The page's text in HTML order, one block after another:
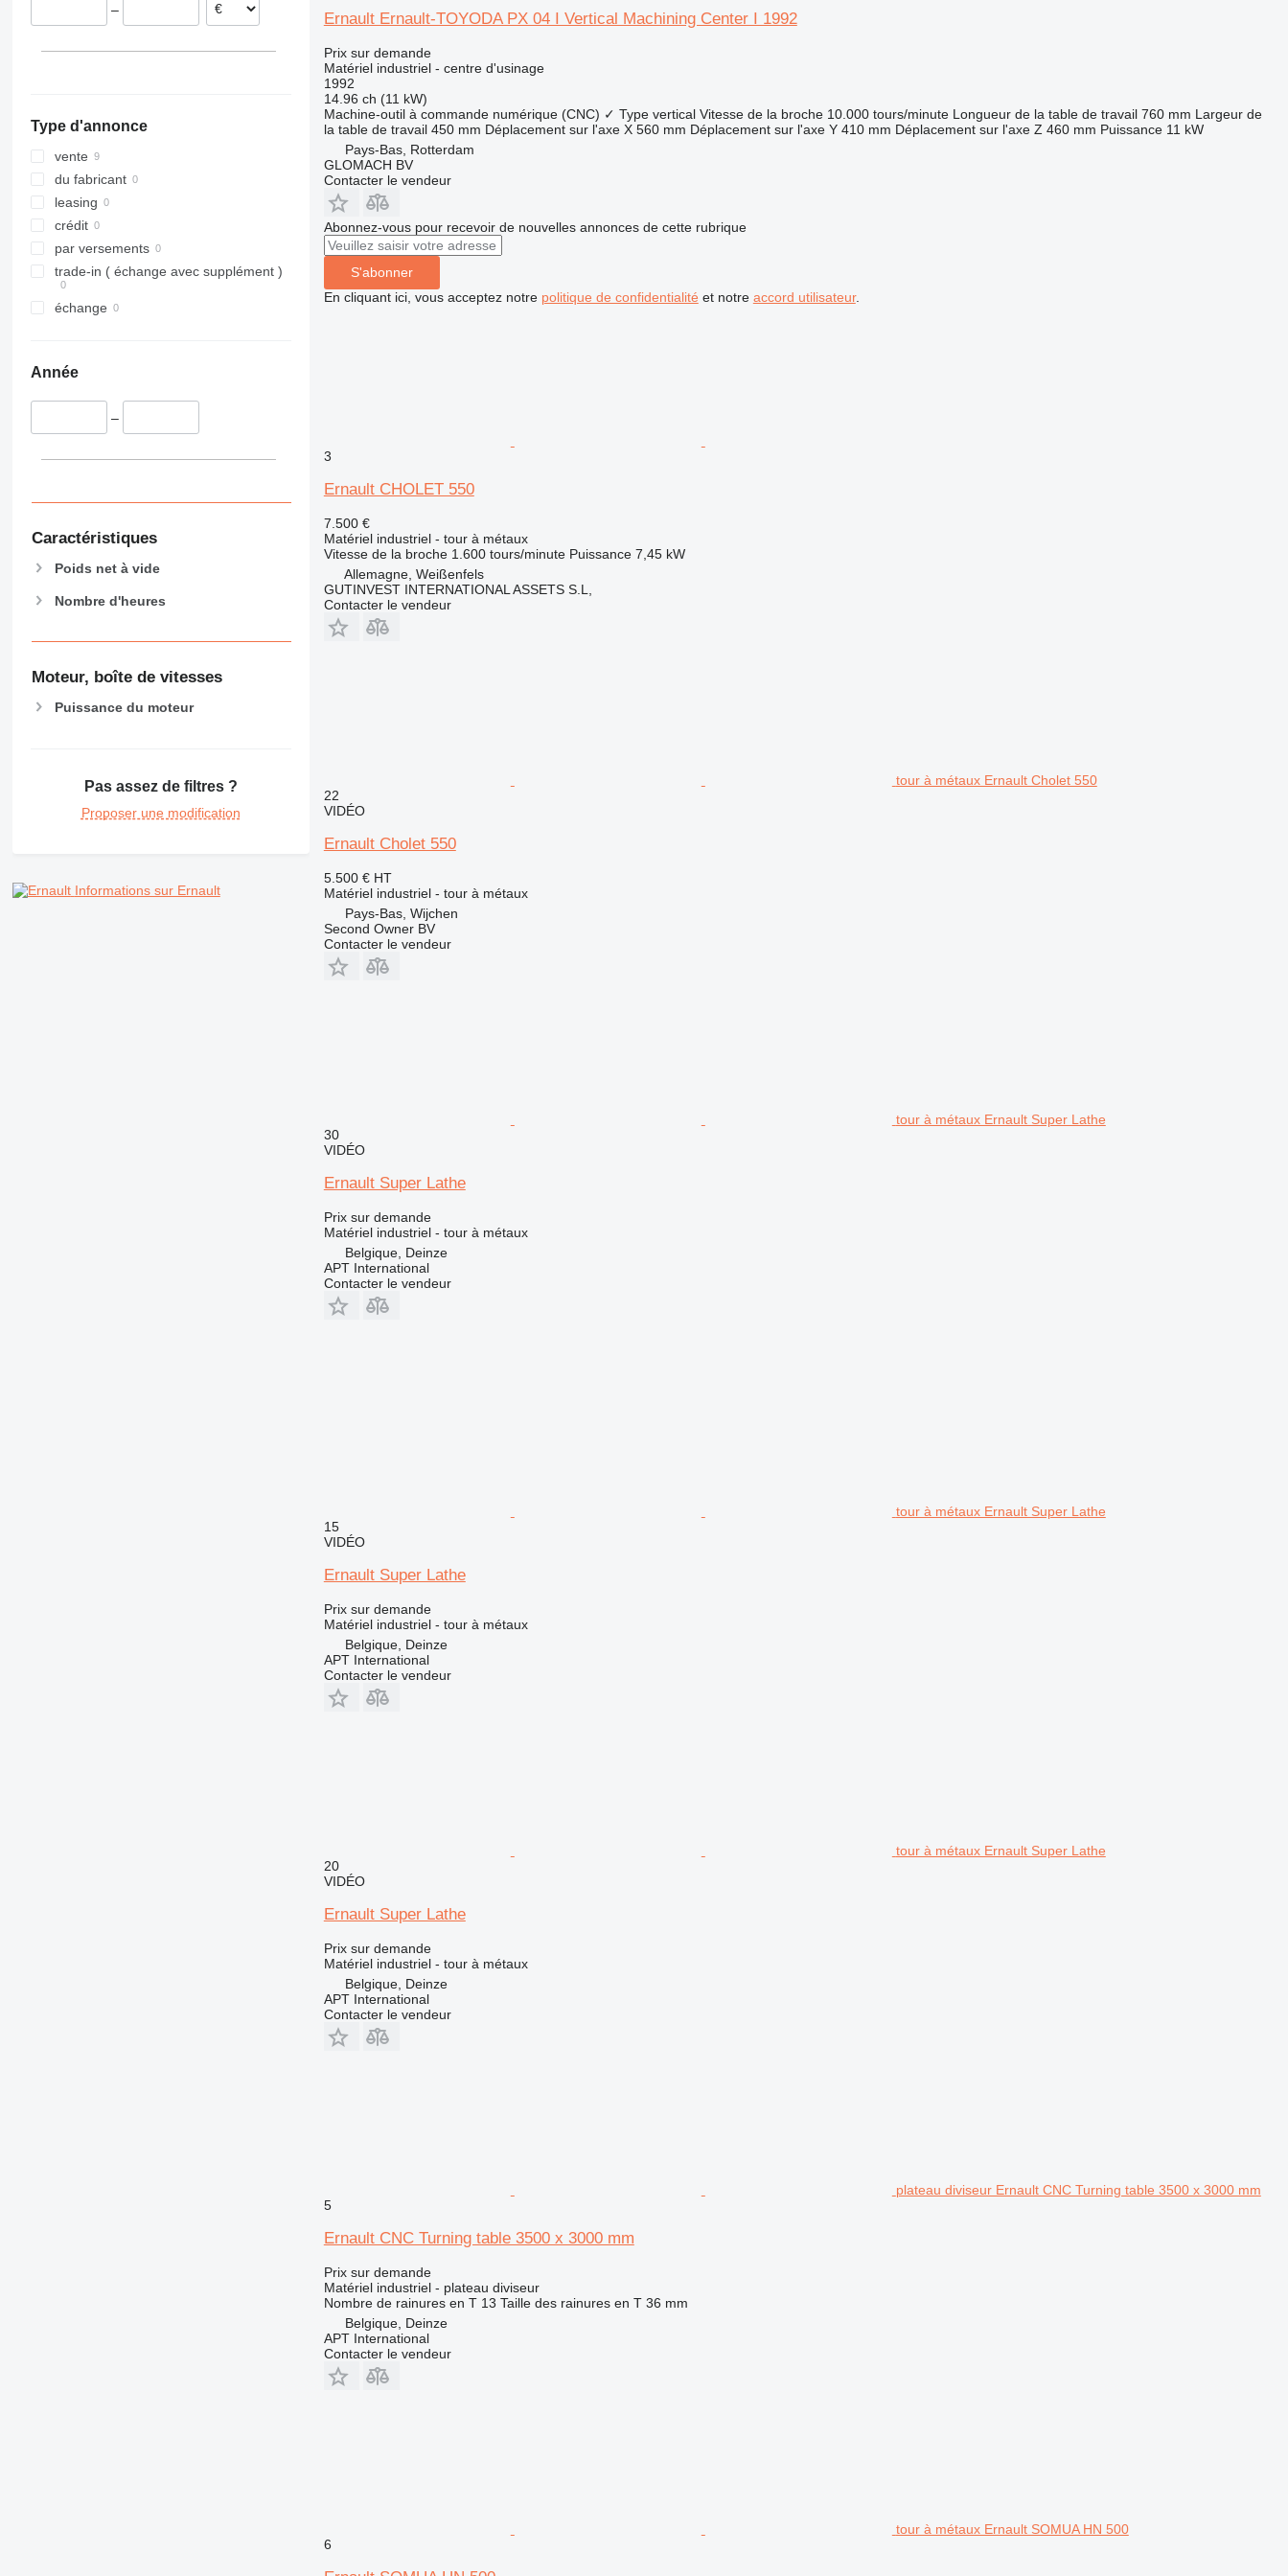
–
Type d'annonce
vente
du fabricant
leasing
crédit
par versements
trade-in ( échange avec supplément )
échange
Année
–
Caractéristiques
Poids net à vide
Nombre d'heures
Moteur, boîte de vitesses
Puissance du moteur
Pas assez de filtres ?
Proposer une modification
Informations sur Ernault
Ernault Ernault-TOYODA PX 04 I Vertical Machining Center I 1992
Prix sur demande
Matériel industriel - centre d'usinage
1992
14.96 ch (11 kW)
Machine-outil à commande numérique (CNC) ✓ Type vertical Vitesse de la broche 10.000 tours/minute Longueur de la table de travail 760 mm Largeur de
la table de travail 450 mm Déplacement sur l'axe X 560 mm Déplacement sur l'axe Y 410 mm Déplacement sur l'axe Z 460 mm Puissance 11 kW
Pays-Bas, Rotterdam
GLOMACH BV
Contacter le vendeur
Abonnez-vous pour recevoir de nouvelles annonces de cette rubrique
S'abonner
En cliquant ici, vous acceptez notre politique de confidentialité et notre accord utilisateur.
3
Ernault CHOLET 550
7.500 €
Matériel industriel - tour à métaux
Vitesse de la broche 1.600 tours/minute Puissance 7,45 kW
Allemagne, Weißenfels
GUTINVEST INTERNATIONAL ASSETS S.L,
Contacter le vendeur
tour à métaux Ernault Cholet 550
22
VIDÉO
Ernault Cholet 550
5.500 € HT
Matériel industriel - tour à métaux
Pays-Bas, Wijchen
Second Owner BV
Contacter le vendeur
tour à métaux Ernault Super Lathe
30
VIDÉO
Ernault Super Lathe
Prix sur demande
Matériel industriel - tour à métaux
Belgique, Deinze
APT International
Contacter le vendeur
tour à métaux Ernault Super Lathe
15
VIDÉO
Ernault Super Lathe
Prix sur demande
Matériel industriel - tour à métaux
Belgique, Deinze
APT International
Contacter le vendeur
tour à métaux Ernault Super Lathe
20
VIDÉO
Ernault Super Lathe
Prix sur demande
Matériel industriel - tour à métaux
Belgique, Deinze
APT International
Contacter le vendeur
plateau diviseur Ernault CNC Turning table 3500 x 3000 mm
5
Ernault CNC Turning table 3500 x 3000 mm
Prix sur demande
Matériel industriel - plateau diviseur
Nombre de rainures en T 13 Taille des rainures en T 36 mm
Belgique, Deinze
APT International
Contacter le vendeur
tour à métaux Ernault SOMUA HN 500
6